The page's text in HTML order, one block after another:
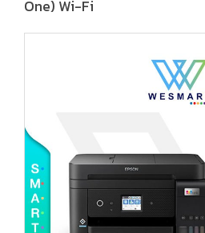
One) Wi-Fi